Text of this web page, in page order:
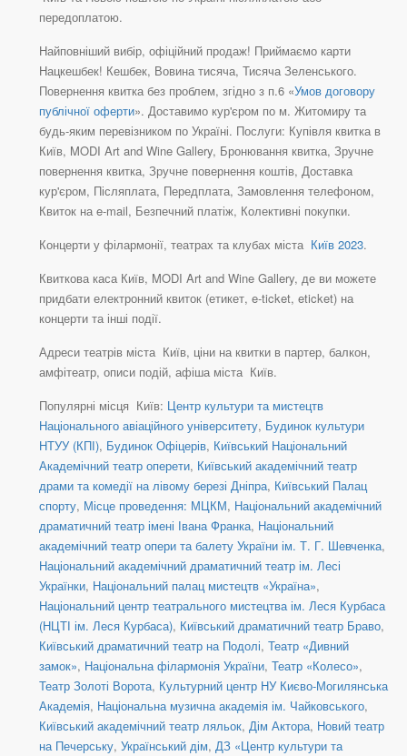
передоплатою.
Найповніший вибір, офіційний продаж! Приймаємо карти
Нацкешбек! Кешбек, Вовина тисяча, Тисяча Зеленського.
Повернення квитка без проблем, згідно з п.6 «Умов договору
публічної оферти». Доставимо кур'єром по м. Житомиру та
будь-яким перевізником по Україні. Послуги: Купівля квитка в
Київ, MODI Art and Wine Gallery, Бронювання квитка, Зручне
повернення квитка, Зручне повернення коштів, Доставка
кур'єром, Післяплата, Передплата, Замовлення телефоном,
Квиток на e-mail, Безпечний платіж, Колективні покупки.
Концерти у філармонії, театрах та клубах міста Київ 2023.
Квиткова каса Київ, MODI Art and Wine Gallery, де ви можете
придбати електронний квиток (етикет, e-ticket, eticket) на
концерти та інші події.
Адреси театрів міста Київ, ціни на квитки в партер, балкон,
амфітеатр, описи подій, афіша міста Київ.
Популярні місця Київ: Центр культури та мистецтв
Національного авіаційного університету, Будинок культури
НТУУ (КПІ), Будинок Офіцерів, Київський Національний
Академічний театр оперети, Київський академічний театр
драми та комедії на лівому березі Дніпра, Київський Палац
спорту, Місце проведення: МЦКМ, Національний академічний
драматичний театр імені Івана Франка, Національний
академічний театр опери та балету України ім. Т. Г. Шевченка,
Національний академічний драматичний театр ім. Лесі
Українки, Національний палац мистецтв «Україна»,
Національний центр театрального мистецтва ім. Леся Курбаса
(НЦТІ ім. Леся Курбаса), Київський драматичний театр Браво,
Київський драматичний театр на Подолі, Театр «Дивний
замок», Національна філармонія України, Театр «Колесо»,
Театр Золоті Ворота, Культурний центр НУ Києво-Могилянська
Академія, Національна музична академія ім. Чайковського,
Київський академічний театр ляльок, Дім Актора, Новий театр
на Печерську, Український дім, ДЗ «Центр культури та